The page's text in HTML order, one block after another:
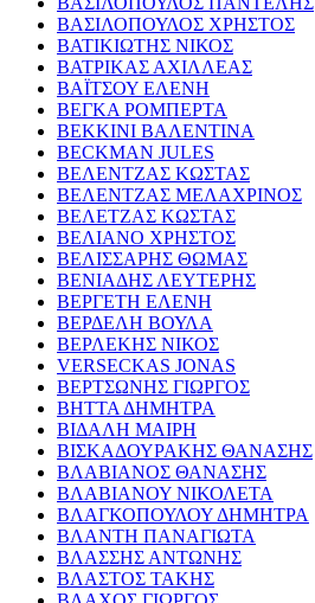
ΒΑΣΙΛΟΠΟΥΛΟΣ ΧΡΗΣΤΟΣ
ΒΑΤΙΚΙΩΤΗΣ ΝΙΚΟΣ
ΒΑΤΡΙΚΑΣ ΑΧΙΛΛΕΑΣ
ΒΑΪΤΣΟΥ ΕΛΕΝΗ
ΒΕΓΚΑ ΡΟΜΠΕΡΤΑ
ΒΕΚΚΙΝΙ ΒΑΛΕΝΤΙΝΑ
BECKMAN JULES
ΒΕΛΕΝΤΖΑΣ ΚΩΣΤΑΣ
ΒΕΛΕΝΤΖΑΣ ΜΕΛΑΧΡΙΝΟΣ
ΒΕΛΕΤΖΑΣ ΚΩΣΤΑΣ
ΒΕΛΙΑΝΟ ΧΡΗΣΤΟΣ
ΒΕΛΙΣΣΑΡΗΣ ΘΩΜΑΣ
ΒΕΝΙΑΔΗΣ ΛΕΥΤΕΡΗΣ
ΒΕΡΓΕΤΗ ΕΛΕΝΗ
ΒΕΡΔΕΛΗ ΒΟΥΛΑ
ΒΕΡΛΕΚΗΣ ΝΙΚΟΣ
VERSECKAS JONAS
ΒΕΡΤΣΩΝΗΣ ΓΙΩΡΓΟΣ
ΒΗΤΤΑ ΔΗΜΗΤΡΑ
ΒΙΔΑΛΗ ΜΑΙΡΗ
ΒΙΣΚΑΔΟΥΡΑΚΗΣ ΘΑΝΑΣΗΣ
ΒΛΑΒΙΑΝΟΣ ΘΑΝΑΣΗΣ
ΒΛΑΒΙΑΝΟΥ ΝΙΚΟΛΕΤΑ
ΒΛΑΓΚΟΠΟΥΛΟΥ ΔΗΜΗΤΡΑ
ΒΛΑΝΤΗ ΠΑΝΑΓΙΩΤΑ
ΒΛΑΣΣΗΣ ΑΝΤΩΝΗΣ
ΒΛΑΣΤΟΣ ΤΑΚΗΣ